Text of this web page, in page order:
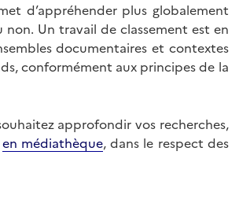
d’appréhender plus globalement
Un travail de classement est en
documentaires et contextes
conformément aux principes de la
approfondir vos recherches,
en médiathèque, dans le respect des